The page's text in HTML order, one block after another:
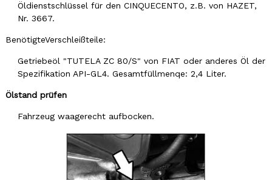
Öldienstschlüssel für den CINQUECENTO, z.B. von HAZET,
Nr. 3667.
BenötigteVerschleißteile:
Getriebeöl "TUTELA ZC 80/S" von FIAT oder anderes Öl der
Spezifikation API-GL4. Gesamtfüllmenqe: 2,4 Liter.
Ölstand prüfen
Fahrzeug waagerecht aufbocken.